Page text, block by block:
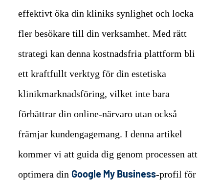
effektivt öka din kliniks synlighet och locka
fler besökare till din verksamhet. Med rätt
strategi kan denna kostnadsfria plattform bli
ett kraftfullt verktyg för din estetiska
klinikmarknadsföring, vilket inte bara
förbättrar din online-närvaro utan också
främjar kundengagemang. I denna artikel
kommer vi att guida dig genom processen att
optimera din Google My Business-profil för